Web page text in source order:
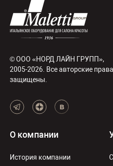
© ООО «НОРД ЛАЙН ГРУПП»,
2005-2026. Все авторские права
защищены.
О компании
История компании